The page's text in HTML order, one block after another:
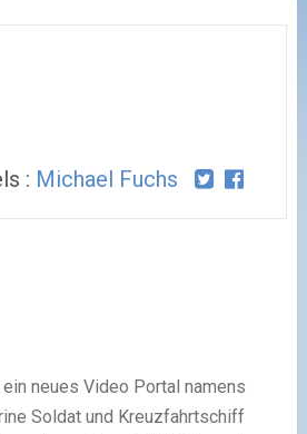
: Michael Fuchs
neues Video Portal namens
Soldat und Kreuzfahrtschiff